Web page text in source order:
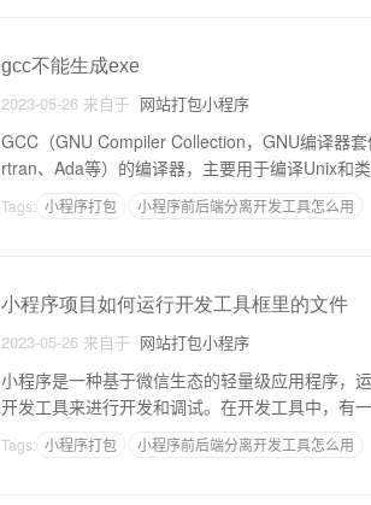
gcc不能生成exe
2023-05-26 来自于 网站打包小程序
GCC（GNU Compiler Collection，GNU编译器
rtran、Ada等）的编译器，主要用于编译Unix和
Tags: 小程序打包 小程序前后端分离开发工具怎么用
小程序项目如何运行开发工具框里的文件
2023-05-26 来自于 网站打包小程序
小程序是一种基于微信生态的轻量级应用程序，
开发工具来进行开发和调试。在开发工具中，有
们的项目的呢？下面就来具体介绍一下小程序项
Tags: 小程序打包 小程序前后端分离开发工具怎么用